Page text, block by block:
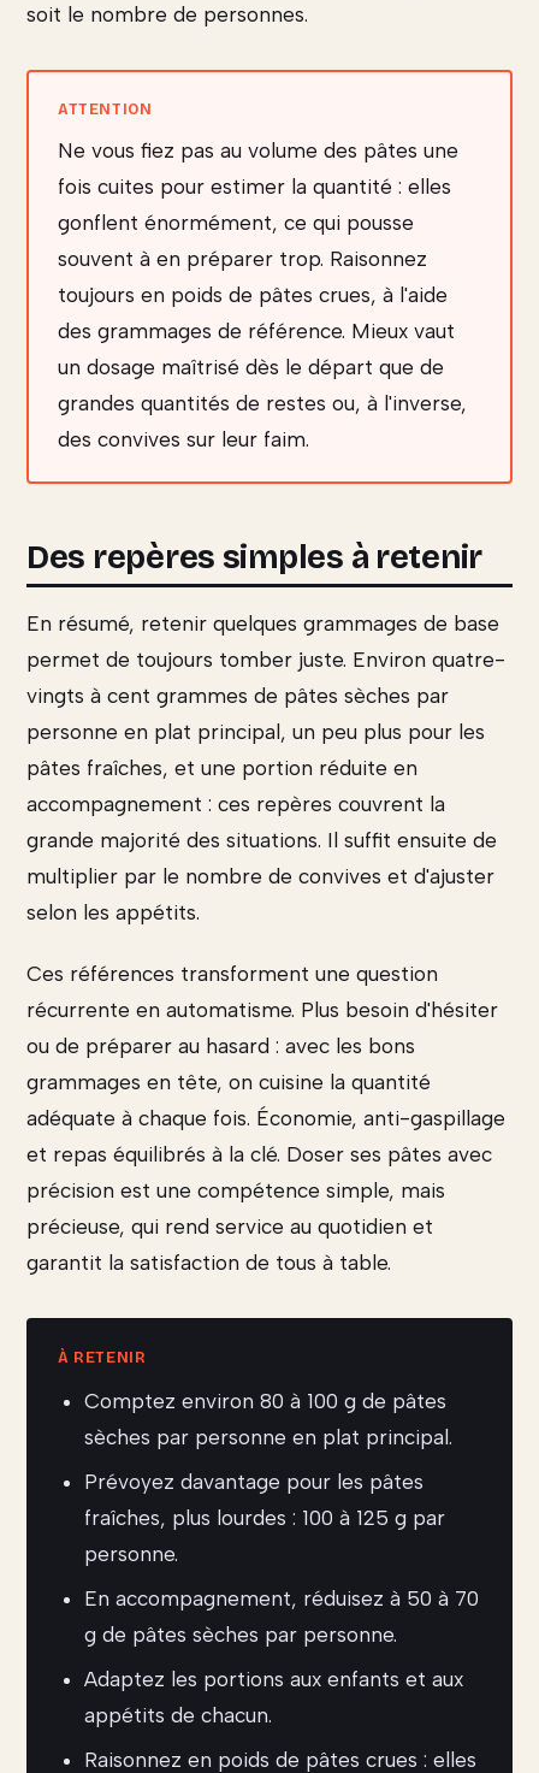
soit le nombre de personnes.
Ne vous fiez pas au volume des pâtes une
fois cuites pour estimer la quantité : elles
gonflent énormément, ce qui pousse
souvent à en préparer trop. Raisonnez
toujours en poids de pâtes crues, à l'aide
des grammages de référence. Mieux vaut
un dosage maîtrisé dès le départ que de
grandes quantités de restes ou, à l'inverse,
des convives sur leur faim.
Des repères simples à retenir
En résumé, retenir quelques grammages de base
permet de toujours tomber juste. Environ quatre-
vingts à cent grammes de pâtes sèches par
personne en plat principal, un peu plus pour les
pâtes fraîches, et une portion réduite en
accompagnement : ces repères couvrent la
grande majorité des situations. Il suffit ensuite de
multiplier par le nombre de convives et d'ajuster
selon les appétits.
Ces références transforment une question
récurrente en automatisme. Plus besoin d'hésiter
ou de préparer au hasard : avec les bons
grammages en tête, on cuisine la quantité
adéquate à chaque fois. Économie, anti-gaspillage
et repas équilibrés à la clé. Doser ses pâtes avec
précision est une compétence simple, mais
précieuse, qui rend service au quotidien et
garantit la satisfaction de tous à table.
Comptez environ 80 à 100 g de pâtes
sèches par personne en plat principal.
Prévoyez davantage pour les pâtes
fraîches, plus lourdes : 100 à 125 g par
personne.
En accompagnement, réduisez à 50 à 70
g de pâtes sèches par personne.
Adaptez les portions aux enfants et aux
appétits de chacun.
Raisonnez en poids de pâtes crues : elles